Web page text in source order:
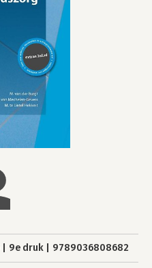
9e druk 9789036808682